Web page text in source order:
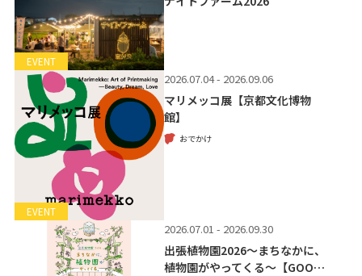
EVENT
EVENT
2026.07.04 - 2026.09.06
マリメッコ展【京都文化博物
館】
おでかけ
2026.07.01 - 2026.09.30
出張植物園2026～まちなかに、
植物園がやってくる～【GOO…